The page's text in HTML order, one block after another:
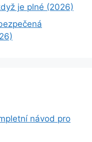
je plné (2026)
návod pro